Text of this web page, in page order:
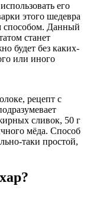
его
этого шедевра
способом. Данный
станет
будет без каких-
или иного
рецепт с
сливок, 50 г
мёда. Способ
таки простой,